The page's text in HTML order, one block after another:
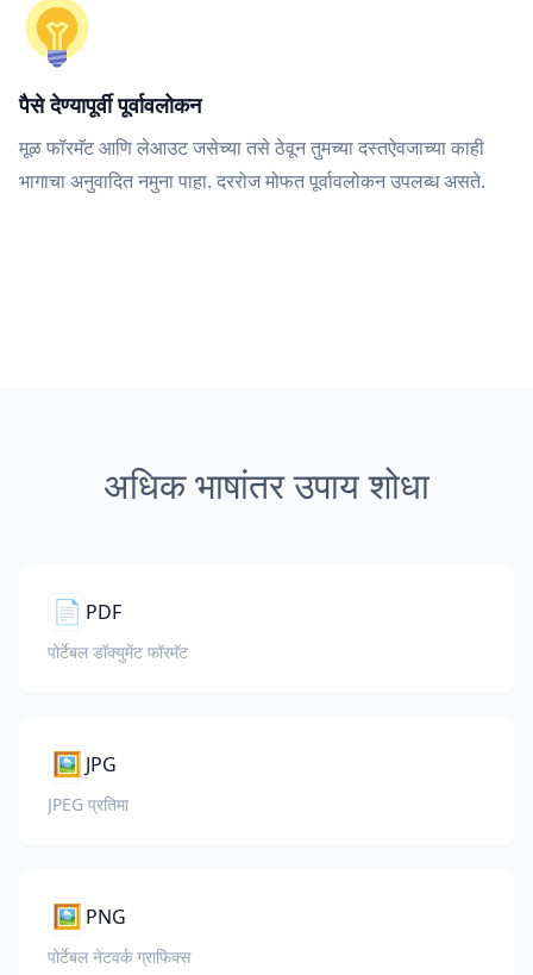
पैसे देण्यापूर्वी पूर्वावलोकन
मूळ फॉरमॅट आणि लेआउट जसेच्या तसे ठेवून तुमच्या दस्तऐवजाच्या काही
भागाचा अनुवादित नमुना पाहा. दररोज मोफत पूर्वावलोकन उपलब्ध असते.
अधिक भाषांतर उपाय शोधा
📄 PDF
पोर्टेबल डॉक्युमेंट फॉरमॅट
🖼️ JPG
JPEG प्रतिमा
🖼️ PNG
पोर्टेबल नेटवर्क ग्राफिक्स